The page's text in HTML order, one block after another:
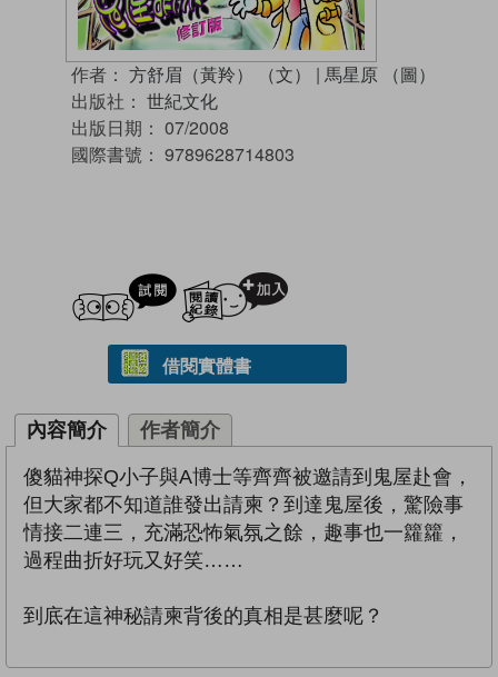
作者： 方舒眉（黃羚） （文） | 馬星原 （圖）
出版社： 世紀文化
出版日期： 07/2008
國際書號： 9789628714803
試閲
借閱實體書
內容簡介 作者簡介
傻貓神探Q小子與A博士等齊齊被邀請到鬼屋赴會，
但大家都不知道誰發出請柬？到達鬼屋後，驚險事
情接二連三，充滿恐怖氣氛之餘，趣事也一籮籮，
過程曲折好玩又好笑……
到底在這神秘請柬背後的真相是甚麼呢？